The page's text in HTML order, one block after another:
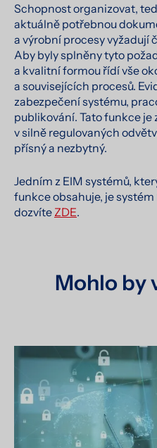
Schopnost organizovat,
aktuálně potřebnou
a výrobní procesy vyžadují
Aby byly splněny tyto
a kvalitní formou řídí vše
a souvisejících procesů.
zabezpečení systému,
publikování. Tato funkce je
v silně regulovaných
přísný a nezbytný.
Jedním z EIM systémů,
funkce obsahuje, je
dozvíte ZDE.
Mohlo by